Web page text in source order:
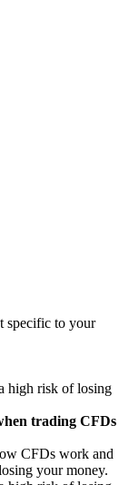
specific to your
high risk of losing
trading CFDs
CFDs work and
your money.